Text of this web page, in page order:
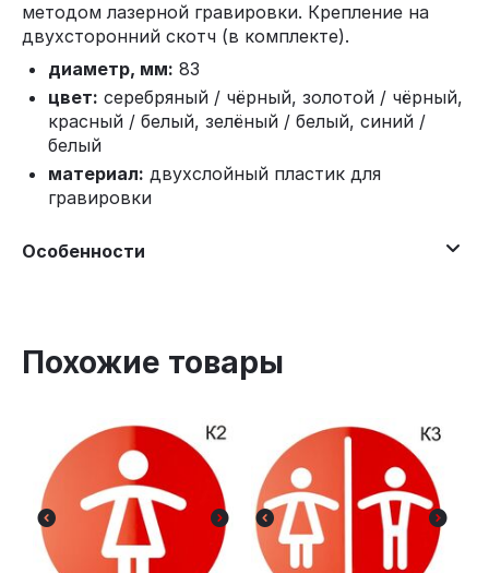
методом лазерной гравировки. Крепление на
двухсторонний скотч (в комплекте).
диаметр, мм: 83
цвет: серебряный / чёрный, золотой / чёрный,
красный / белый, зелёный / белый, синий /
белый
материал: двухслойный пластик для
гравировки
Особенности
Похожие товары